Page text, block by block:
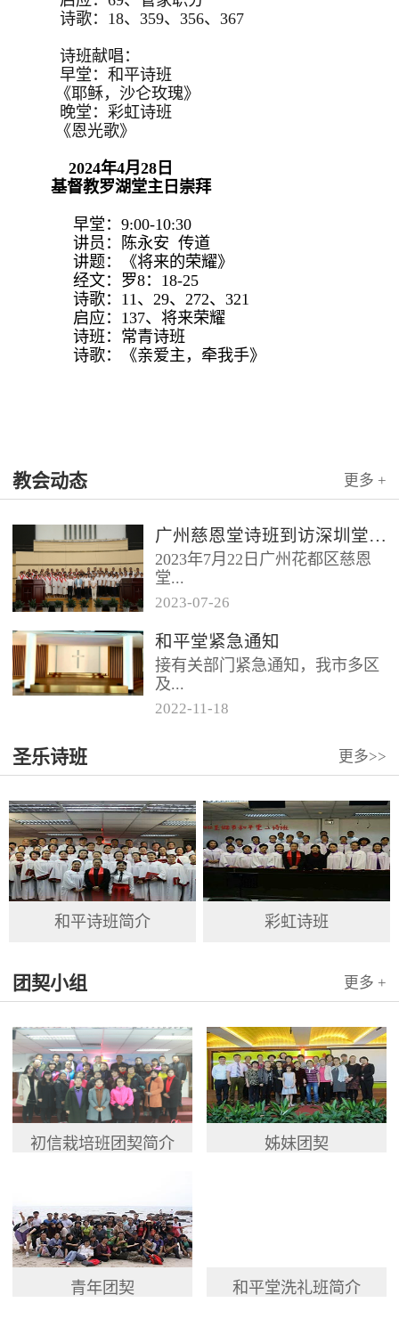
诗歌：18、359、356、367
诗班献唱：
早堂：和平诗班
《耶稣，沙仑玫瑰》
晚堂：彩虹诗班
《恩光歌》
2024年4月28日
基督教罗湖堂主日崇拜
早堂：9:00-10:30
讲员：陈永安 传道
讲题：《将来的荣耀》
经文：罗8：18-25
诗歌：11、29、272、321
启应：137、将来荣耀
诗班：常青诗班
诗歌：《亲爱主，牵我手》
教会动态 更多 +
广州慈恩堂诗班到访深圳堂、和平堂
2023年7月22日广州花都区慈恩
堂...
联合诗班在叶海莲牧师的带领
下，先后到访基督教和平堂、深
圳堂。 上午和平堂教...
2023-07-26
和平堂紧急通知
接有关部门紧急通知，我市多区
及...
况比较复杂。基督教和平堂自11
月19日起，执行实施“双暂停”
2022-11 -18
圣乐诗班 更多>>
和平诗班简介 彩虹诗班
团契小组 更多 +
初信栽培班团契简介 姊妹团契
青年团契 和平堂洗礼班简介